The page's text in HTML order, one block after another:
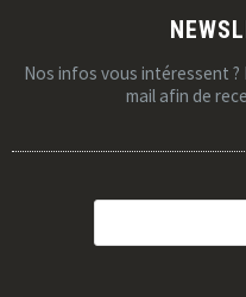
Nos infos vous intéressent
mail afin de